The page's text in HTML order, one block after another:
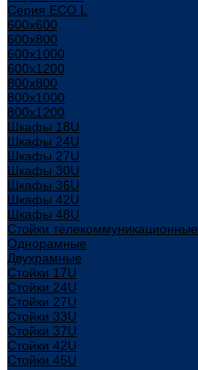
Серия ECO L
600x600
600x800
600х1000
600х1200
800x800
800х1000
800х1200
Шкафы 18U
Шкафы 24U
Шкафы 27U
Шкафы 30U
Шкафы 36U
Шкафы 42U
Шкафы 48U
Стойки телекоммуникационные
Однорамные
Двухрамные
Стойки 17U
Стойки 24U
Стойки 27U
Стойки 33U
Стойки 37U
Стойки 42U
Стойки 45U